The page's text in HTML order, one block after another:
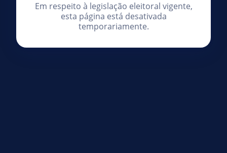
Em respeito à legislação eleitoral vigente,
esta página está desativada
temporariamente.